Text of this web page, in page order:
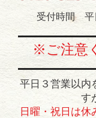
受付時間 平
※ご注意
平日３営業以内
す
日曜・祝日は休